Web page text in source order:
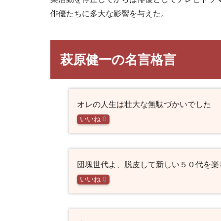
俳優たちに多大な影響を与えた。
萩原健一の名言格言
オレの人生は壮大な無駄づかいでした
いいね 0
団塊世代よ、脱皮して新しい５０代を
いいね 0